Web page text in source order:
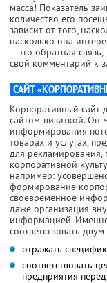
масса! Показатель
количество его
зависит от того,
насколько она
– это обратная
свой комментарий к
САЙТ
Корпоративный сайт
сайтом-визиткой. Он
информирования
товарах и услугах,
для
корпоративной
например:
формирование
своевременное
даже организация
информацией.
соответствовать
отражать
соответствовать
предприятия